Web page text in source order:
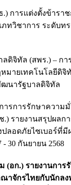
.) การแต่งตั้งข้ารา
ภทวิชาการ ระดับ
ดิจิทัล (สพร.) – กา
มายเทคโนโลยีดิจิ
นารัฐบาลดิจิทัล
รการรักษาความ
.) รายงานสรุปผลก
ลอดภัยไซเบอร์ที่มี
30 กันยายน 2568
(อก.) รายงานการ
าจักรไทยกับนักล